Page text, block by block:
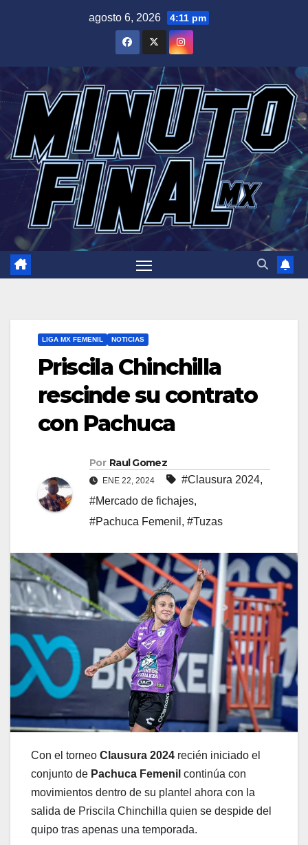
agosto 6, 2026 4:11 pm
LIGA MX FEMENIL NOTICIAS
Priscila Chinchilla
rescinde su contrato
con Pachuca
Por Raul Gomez
ENE 22, 2024 #Clausura 2024,
#Mercado de fichajes,
#Pachuca Femenil , #Tuzas
Con el torneo Clausura 2024 recién iniciado el
conjunto de Pachuca Femenil continúa con
movimientos dentro de su plantel ahora con la
salida de Priscila Chinchilla quien se despide del
quipo tras apenas una temporada.